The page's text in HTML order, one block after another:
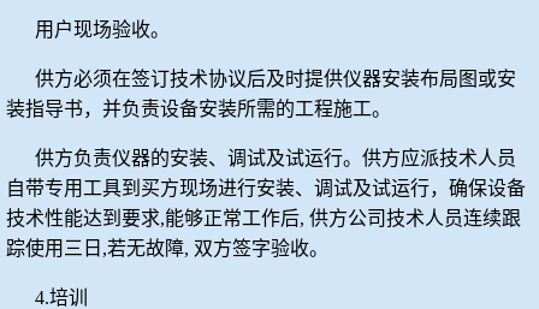
用户现场验收。
供方必须在签订技术协议后及时提供仪器安装布局图或安
装指导书，并负责设备安装所需的工程施工。
供方负责仪器的安装、调试及试运行。供方应派技术人员
自带专用工具到买方现场进行安装、调试及试运行，确保设备
技术性能达到要求,能够正常工作后, 供方公司技术人员连续跟
踪使用三日 ,若无故障, 双方签字验收。
4.培训